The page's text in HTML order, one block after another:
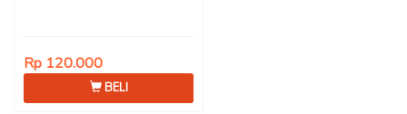
Rp 120.000
BELI